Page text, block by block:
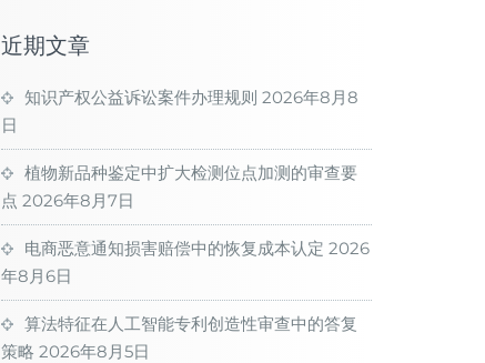
近期文章
知识产权公益诉讼案件办理规则 2026年8月8
日
植物新品种鉴定中扩大检测位点加测的审查要
点 2026年8月7日
电商恶意通知损害赔偿中的恢复成本认定 2026
年8月6日
算法特征在人工智能专利创造性审查中的答复
策略 2026年8月5日